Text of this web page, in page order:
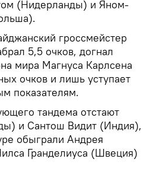
(Нидерланды) и Яном-
гроссмейстер
5,5 очков, догнал
мира Магнуса Карлсена
очков и лишь уступает
показателям.
тандема отстают
и Сантош Видит (Индия),
обыграли Андрея
Гранделиуса (Швеция)